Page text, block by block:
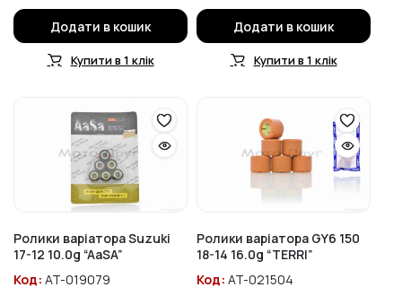
Додати в кошик
Купити в 1 клік
Додати в кошик
Купити в 1 клік
Ролики варіатора Suzuki
17-12 10.0g “AaSA”
Код: AT-019079
Ролики варіатора GY6 150
18-14 16.0g “TERRI”
Код: AT-021504